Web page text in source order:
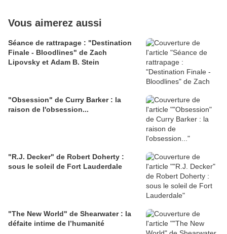
Vous aimerez aussi
Séance de rattrapage : "Destination
Finale - Bloodlines" de Zach
Lipovsky et Adam B. Stein
"Obsession" de Curry Barker : la
raison de l'obsession...
"R.J. Decker" de Robert Doherty :
sous le soleil de Fort Lauderdale
"The New World" de Shearwater : la
défaite intime de l’humanité